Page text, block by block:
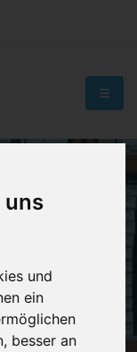
uns
und
ein
besser an